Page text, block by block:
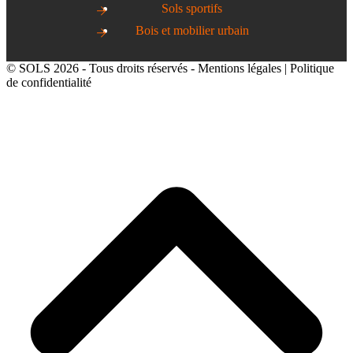
Sols sportifs
Bois et mobilier urbain
© SOLS 2026 - Tous droits réservés - Mentions légales | Politique
de confidentialité